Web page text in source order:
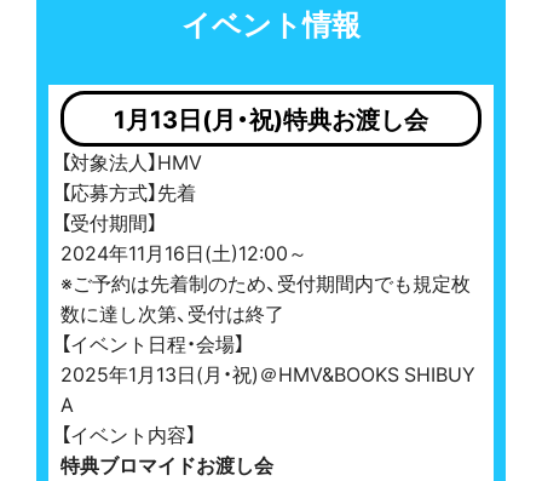
イベント情報
1月13日(月・祝)特典お渡し会
【対象法人】HMV
【応募方式】先着
【受付期間】
2024年11月16日(土)12:00～
※ご予約は先着制のため、受付期間内でも規定枚
数に達し次第、受付は終了
【イベント日程・会場】
2025年1月13日(月・祝)＠HMV&BOOKS SHIBUY
A
【イベント内容】
特典ブロマイドお渡し会